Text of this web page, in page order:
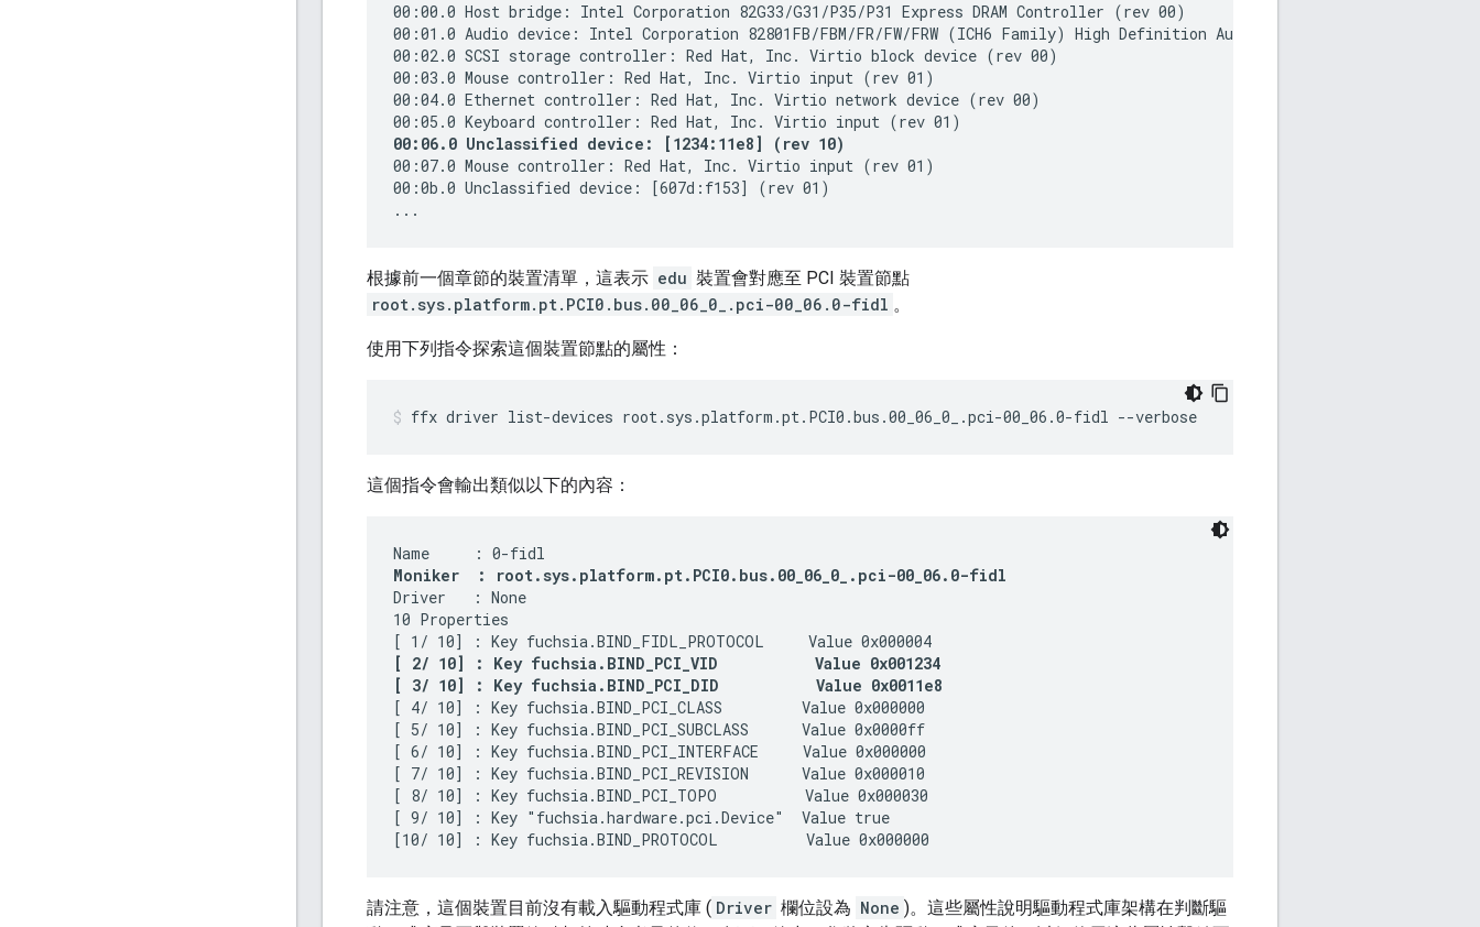
00:00.0 Host bridge: Intel Corporation 82G33/G31/P35/P31 Express DRAM Controller (rev 00)
00:01.0 Audio device: Intel Corporation 82801FB/FBM/FR/FW/FRW (ICH6 Family) High Definition Audio Controller (rev 01)
00:02.0 SCSI storage controller: Red Hat, Inc. Virtio block device (rev 00)
00:03.0 Mouse controller: Red Hat, Inc. Virtio input (rev 01)
00:04.0 Ethernet controller: Red Hat, Inc. Virtio network device (rev 00)
00:06.0 Unclassified device: [1234:11e8] (rev 10)
00:07.0 Mouse controller: Red Hat, Inc. Virtio input (rev 01)
00:0b.0 Unclassified device: [607d:f153] (rev 01)
根據前一個章節的裝置清單，這表示 edu 裝置會對應至 PCI 裝置節點
root.sys.platform.pt.PCI0.bus.00_06_0_.pci-00_06.0-fidl 。
使用下列指令探索這個裝置節點的屬性：
ffx driver list-devices root.sys.platform.pt.PCI0.bus.00_06_0_.pci-00_06.0-fidl --verbose
這個指令會輸出類似以下的內容：
Moniker  : root.sys.platform.pt.PCI0.bus.00_06_0_.pci-00_06.0-fidl
Driver   : None
10 Properties
[ 2/ 10] : Key fuchsia.BIND_PCI_VID           Value 0x001234
[ 3/ 10] : Key fuchsia.BIND_PCI_DID           Value 0x0011e8
[ 4/ 10] : Key fuchsia.BIND_PCI_CLASS         Value 0x000000
[ 5/ 10] : Key fuchsia.BIND_PCI_SUBCLASS      Value 0x0000ff
[ 6/ 10] : Key fuchsia.BIND_PCI_INTERFACE     Value 0x000000
[ 7/ 10] : Key fuchsia.BIND_PCI_REVISION      Value 0x000010
[ 8/ 10] : Key fuchsia.BIND_PCI_TOPO          Value 0x000030
[ 9/ 10] : Key "fuchsia.hardware.pci.Device"  Value true
請注意，這個裝置目前沒有載入驅動程式庫 ( Driver 欄位設為 None )。這些屬性說明驅動程式庫架構在判斷驅